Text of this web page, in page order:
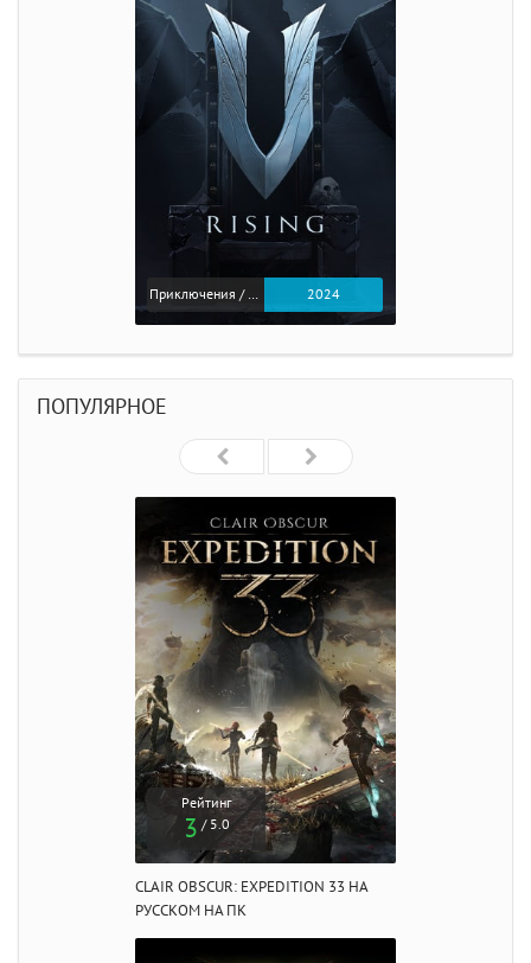
2024
ПОПУЛЯРНОЕ
Рейтинг
3 / 5.0
CLAIR OBSCUR: EXPEDITION 33 НА
РУССКОМ НА ПК